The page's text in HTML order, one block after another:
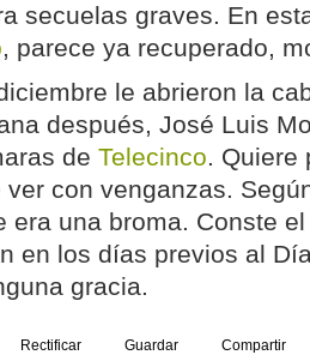
secuelas graves. En
, parece ya recuperado,
le abrieron la
después, José Luis
de Telecinco. Quiere
ver con venganzas.
era una broma. Conste
en los días previos al
gracia.
Rectificar Guardar Compartir